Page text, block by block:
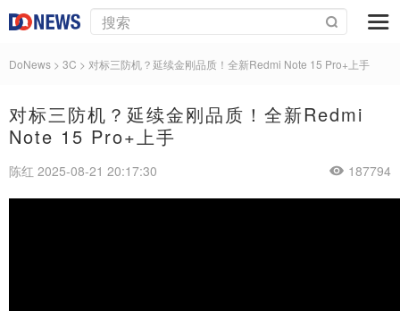
DoNews > 3C > 对标三防机？延续金刚品质！全新Redmi Note 15 Pro+上手
对标三防机？延续金刚品质！全新Redmi
Note 15 Pro+上手
陈红 2025-08-21 20:17:30 187794